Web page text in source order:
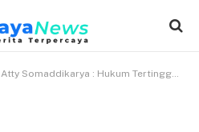
Atty Somaddikarya : Hukum Tertinggi Adalah Kesehatan Rakyat